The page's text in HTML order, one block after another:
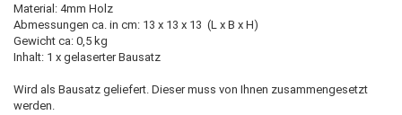
Material: 4mm Holz
Abmessungen ca. in cm: 13 x 13 x 13 (L x B x H)
Gewicht ca: 0,5 kg
Inhalt: 1 x gelaserter Bausatz
Wird als Bausatz geliefert. Dieser muss von Ihnen zusammengesetzt
werden.